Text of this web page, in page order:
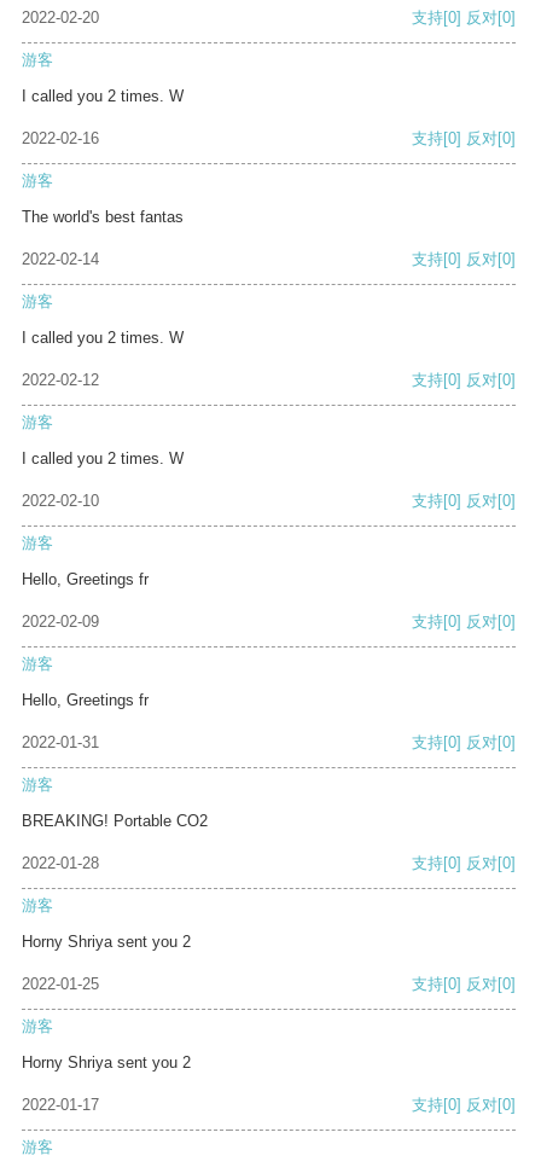
2022-02-20 支持[0] 反对[0]
游客
I called you 2 times. W
2022-02-16 支持[0] 反对[0]
游客
The world's best fantas
2022-02-14 支持[0] 反对[0]
游客
I called you 2 times. W
2022-02-12 支持[0] 反对[0]
游客
I called you 2 times. W
2022-02-10 支持[0] 反对[0]
游客
Hello, Greetings fr
2022-02-09 支持[0] 反对[0]
游客
Hello, Greetings fr
2022-01-31 支持[0] 反对[0]
游客
BREAKING! Portable CO2
2022-01-28 支持[0] 反对[0]
游客
Horny Shriya sent you 2
2022-01-25 支持[0] 反对[0]
游客
Horny Shriya sent you 2
2022-01-17 支持[0] 反对[0]
游客